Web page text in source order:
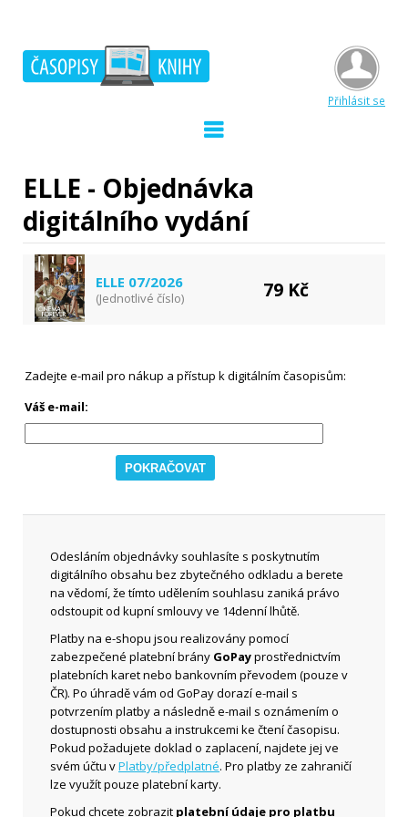
Přihlásit se
ELLE - Objednávka
digitálního vydání
ELLE 07/2026
(Jednotlivé číslo) 79 Kč
Zadejte e-mail pro nákup a přístup k digitálním časopisům:
Váš e-mail:
Odesláním objednávky souhlasíte s poskytnutím
digitálního obsahu bez zbytečného odkladu a berete
na vědomí, že tímto udělením souhlasu zaniká právo
odstoupit od kupní smlouvy ve 14denní lhůtě.
Platby na e-shopu jsou realizovány pomocí
zabezpečené platební brány GoPayprostřednictvím
platebních karet nebo bankovním převodem (pouze v
ČR). Po úhradě vám od GoPay dorazí e-mail s
potvrzením platby a následně e-mail s oznámením o
dostupnosti obsahu a instrukcemi ke čtení časopisu.
Pokud požadujete doklad o zaplacení, najdete jej ve
svém účtu vPlatby/předplatné. Pro platby ze zahraničí
lze využít pouze platební karty.
Pokud chcete zobrazit platební údaje pro platbu